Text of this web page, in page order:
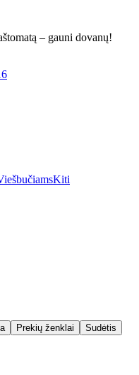
– gauni dovanų!
Kiti
Prekių ženklai
Sudėtis